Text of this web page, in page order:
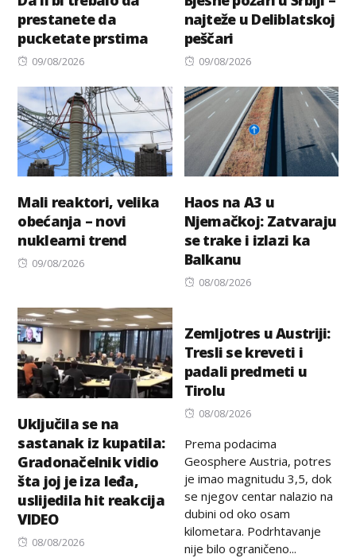
prestanete da
pucketate prstima
Posted
09/08/2026
najteže u Deliblatskoj
peščari
Posted
09/08/2026
Mali reaktori, velika
obećanja – novi
nuklearni trend
Posted
09/08/2026
Haos na A3 u
Njemačkoj: Zatvaraju
se trake i izlazi ka
Balkanu
Posted
08/08/2026
Uključila se na
sastanak iz kupatila:
Gradonačelnik vidio
šta joj je iza leđa,
uslijedila hit reakcija
VIDEO
Posted
08/08/2026
Zemljotres u Austriji:
Tresli se kreveti i
padali predmeti u
Tirolu
Posted
08/08/2026
Prema podacima
Geosphere Austria, potres
je imao magnitudu 3,5, dok
se njegov centar nalazio na
dubini od oko osam
kilometara. Podrhtavanje
nije bilo ograničeno...